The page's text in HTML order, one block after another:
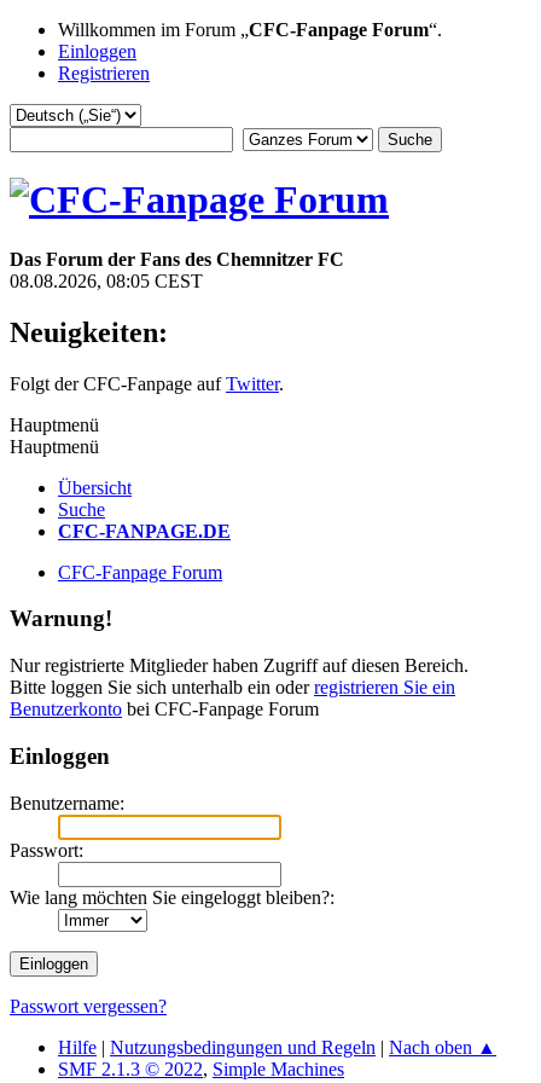
Willkommen im Forum „CFC-Fanpage Forum“.
Einloggen
Registrieren
Das Forum der Fans des Chemnitzer FC
08.08.2026, 08:05 CEST
Neuigkeiten:
Folgt der CFC-Fanpage aufTwitter.
Hauptmenü
Hauptmenü
Übersicht
Suche
CFC-FANPAGE.DE
CFC-Fanpage Forum
Warnung!
Nur registrierte Mitglieder haben Zugriff auf diesen Bereich.
Bitte loggen Sie sich unterhalb ein oderregistrieren Sie ein
Benutzerkonto bei CFC-Fanpage Forum
Einloggen
Benutzername:
Passwort:
Wie lang möchten Sie eingeloggt bleiben?:
Passwort vergessen?
Hilfe | Nutzungsbedingungen und Regeln | Nach oben ▲
SMF 2.1.3 © 2022, Simple Machines